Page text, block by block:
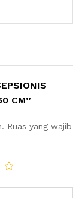
CM”
Ruas yang wajib